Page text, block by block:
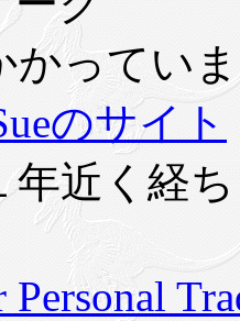
ってい
のサイト
近く経ち
Personal